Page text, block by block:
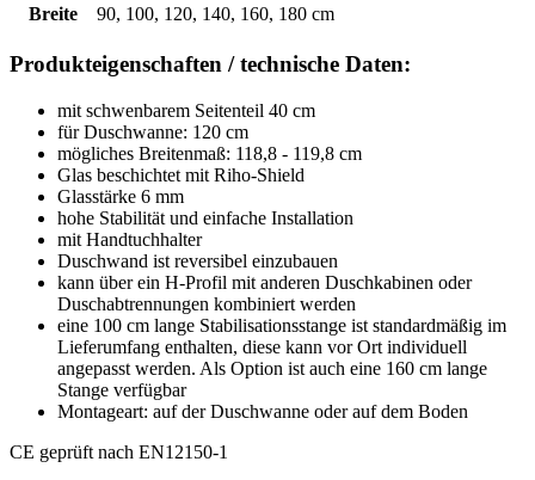
Breite
90, 100, 120, 140, 160, 180 cm
Produkteigenschaften / technische Daten:
mit schwenbarem Seitenteil 40 cm
für Duschwanne: 120 cm
mögliches Breitenmaß: 118,8 - 119,8 cm
Glas beschichtet mit Riho-Shield
Glasstärke 6 mm
hohe Stabilität und einfache Installation
mit Handtuchhalter
Duschwand ist reversibel einzubauen
kann über ein H-Profil mit anderen Duschkabinen oder
Duschabtrennungen kombiniert werden
eine 100 cm lange Stabilisationsstange ist standardmäßig im
Lieferumfang enthalten, diese kann vor Ort individuell
angepasst werden. Als Option ist auch eine 160 cm lange
Stange verfügbar
Montageart: auf der Duschwanne oder auf dem Boden
CE geprüft nach EN12150-1